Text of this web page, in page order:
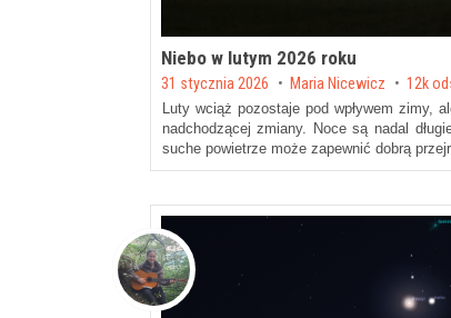
Niebo w lutym 2026 roku
Posted on
31 stycznia 2026 by Maria Nicewicz 12k
Luty wciąż pozostaje pod wpływem zimy,
nadchodzącej zmiany. Noce są nadal
suche powietrze może zapewnić dobrą